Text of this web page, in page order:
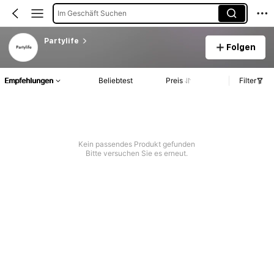
Im Geschäft Suchen
Partylife
Folgen
Empfehlungen Beliebtest Preis Filter
Kein passendes Produkt gefunden
Bitte versuchen Sie es erneut.